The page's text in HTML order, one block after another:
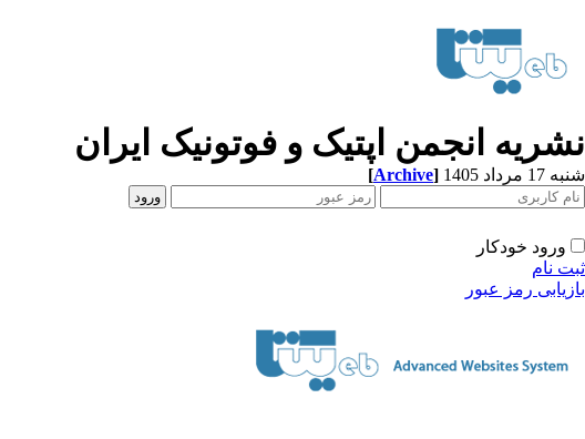
نشریه انجمن اپتیک و فوتونیک ایران
شنبه 17 مرداد 1405 [Archive]
ورود خودکار
ثبت نام
بازیابی رمز عبور